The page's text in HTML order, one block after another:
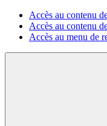
Accès au contenu
Accès au contenu
Accès au menu de